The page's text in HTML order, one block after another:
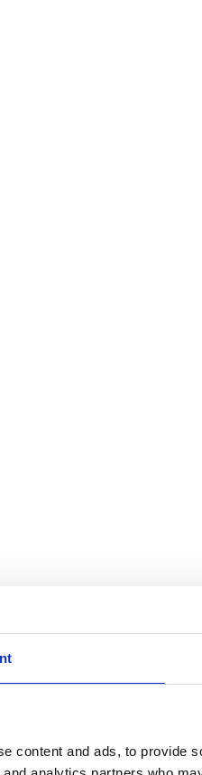
content and ads, to provide